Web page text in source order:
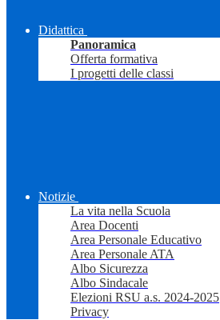
Didattica
Panoramica
Offerta formativa
I progetti delle classi
Notizie
La vita nella Scuola
Area Docenti
Area Personale Educativo
Area Personale ATA
Albo Sicurezza
Albo Sindacale
Elezioni RSU a.s. 2024-2025
Privacy